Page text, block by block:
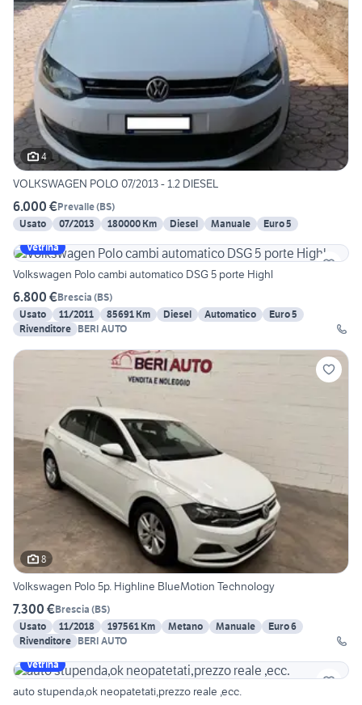
4
VOLKSWAGEN POLO 07/2013 - 1.2 DIESEL
6.000 €Prevalle(BS)
Usato
07/2013 180000 Km Diesel Manuale
Euro 5
Vetrina
Volkswagen Polo cambi automatico DSG 5 porte Highl
6.800 €Brescia (BS)
Usato
11/2011 85691 Km Diesel Automatico
Euro 5
Rivenditore BERI AUTO
8
Volkswagen Polo 5p. Highline BlueMotion Technology
7.300 €Brescia (BS)
Usato
11/2018 197561 Km Metano Manuale
Euro 6
Rivenditore BERI AUTO
Vetrina
auto stupenda,ok neopatetati,prezzo reale ,ecc.